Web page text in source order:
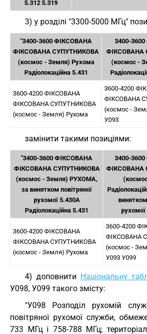
5.312 5.319
3) у розділі "3300-5000 МГц"
"3400-3600 ФІКСОВАНА
ФІКСОВАНА СУПУТНИКОВА
(космос - Земля) Рухома
Радіолокаційна 5.431
3400-
ФІКСОВАНА
(космос -
3600-4200 ФІКСОВАНА
ФІКСОВАНА СУПУТНИКОВА
(космос - Земля) Рухома
3600-4200
ФІКСОВАНА
(космос -
У093
замінити такими позиціями:
"3400-3600 ФІКСОВАНА
ФІКСОВАНА СУПУТНИКОВА
(космос - Земля) РУХОМА,
за винятком повітряної
рухомої 5.430A
Радіолокаційна 5.431
3400-
ФІКСОВАНА
винятком
3600-4200 ФІКСОВАНА
ФІКСОВАНА СУПУТНИКОВА
(космос - Земля) Рухома
3600-4200
ФІКСОВАНА
(космос -
У093 У099
4) доповнити Національну
У098, У099 такого змісту:
"У098 Розподіл рухомій
повітряної рухомої служби,
733 МГц і 758-788 МГц;